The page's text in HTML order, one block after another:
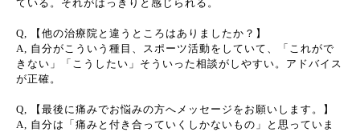
ている。それがはっきりと感じられる。
Q, 【他の治療院と違うところはありましたか？】
A, 自分がこういう種目、スポーツ活動をしていて、「これがで
きない」「こうしたい」そういった相談がしやすい。アドバイス
が正確。
Q, 【最後に痛みでお悩みの方へメッセージをお願いします。】
A, 自分は「痛みと付き合っていくしかないもの」と思っていま